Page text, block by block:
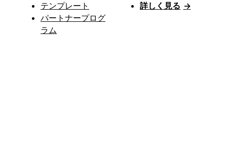
テンプレート
パートナープログ
ラム
詳しく見る →